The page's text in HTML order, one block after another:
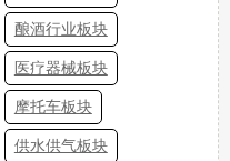
酿酒行业板块
医疗器械板块
摩托车板块
供水供气板块